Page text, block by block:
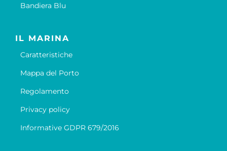
Bandiera Blu
IL MARINA
Caratteristiche
Mappa del Porto
Regolamento
Privacy policy
Informative GDPR 679/2016